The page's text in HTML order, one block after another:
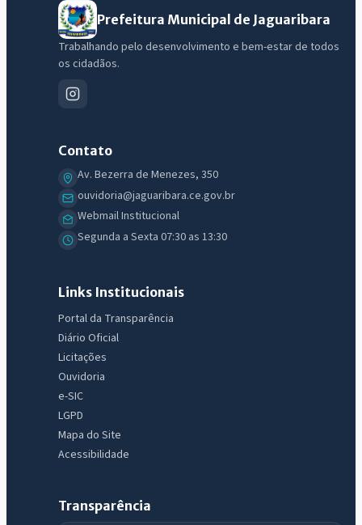
Prefeitura Municipal de Jaguaribara
Trabalhando pelo desenvolvimento e bem-estar de todos
os cidadãos.
Contato
Av. Bezerra de Menezes, 350
ouvidoria@jaguaribara.ce.gov.br
Webmail Institucional
Segunda a Sexta 07:30 as 13:30
Links Institucionais
Portal da Transparência
Diário Oficial
Licitações
Ouvidoria
e-SIC
LGPD
Mapa do Site
Acessibilidade
Transparência